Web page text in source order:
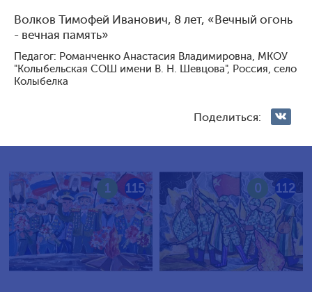
Волков Тимофей Иванович, 8 лет, «Вечный огонь
- вечная память»
Педагог: Романченко Анастасия Владимировна, МКОУ
"Колыбельская СОШ имени В. Н. Шевцова", Россия, село
Колыбелка
Поделиться:
Павлова Ярослава
115
1 112
0